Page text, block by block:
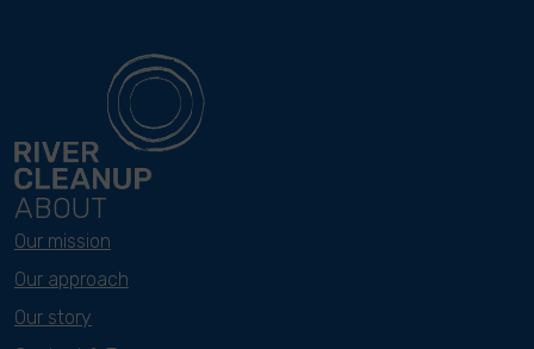
ABOUT
Our mission
Our approach
Our story